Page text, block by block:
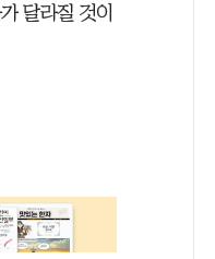
달라질 것이